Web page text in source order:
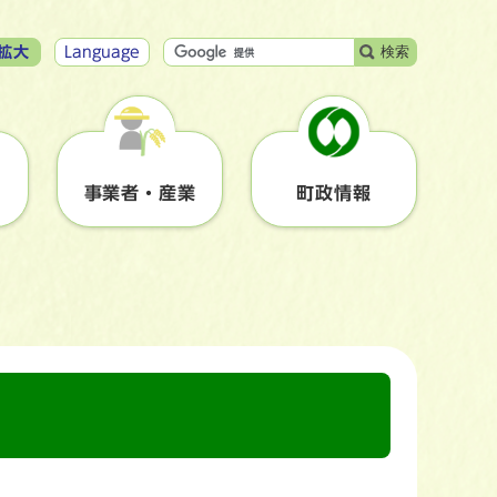
大 Language 検索
事業者・産業 町政情報